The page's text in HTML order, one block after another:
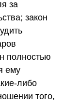
за
закон
полностью
ему
либо
того,